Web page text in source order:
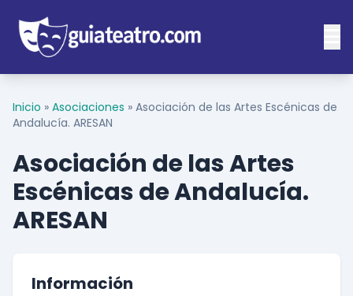
Inicio » Asociaciones » Asociación de las Artes Escénicas de
Andalucía. ARESAN
Asociación de las Artes
Escénicas de Andalucía.
ARESAN
Información